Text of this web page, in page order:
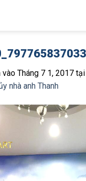
vào Tháng 7 1, 2017 tại
nhà anh Thanh